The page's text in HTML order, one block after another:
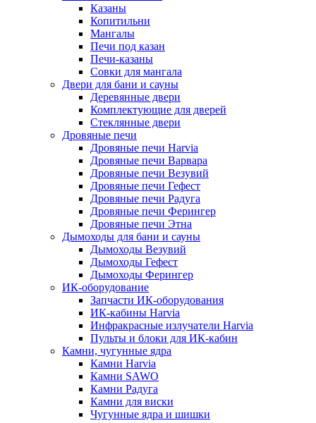
Казаны
Копитильни
Мангалы
Печи под казан
Печи-казаны
Совки для мангала
Двери для бани и сауны
Деревянные двери
Комплектующие для дверей
Стеклянные двери
Дровяные печи
Дровяные печи Harvia
Дровяные печи Варвара
Дровяные печи Везувий
Дровяные печи Гефест
Дровяные печи Радуга
Дровяные печи Ферингер
Дровяные печи Этна
Дымоходы для бани и сауны
Дымоходы Везувий
Дымоходы Гефест
Дымоходы Ферингер
ИК-оборудование
Запчасти ИК-оборудования
ИК-кабины Harvia
Инфракрасные излучатели Harvia
Пульты и блоки для ИК-кабин
Камни, чугунные ядра
Камни Harvia
Камни SAWO
Камни Радуга
Камни для виски
Чугунные ядра и шишки